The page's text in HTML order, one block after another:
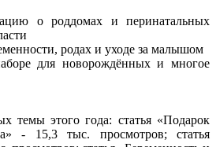
о роддомах и перинатальных
родах и уходе за малышом
для новорождённых и многое
темы этого года: статья «Подарок
- 15,3 тыс. просмотров; статья